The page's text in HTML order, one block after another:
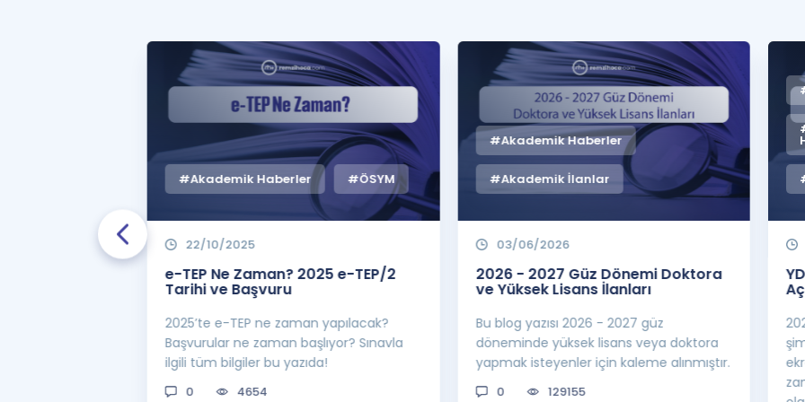
#Akademik Haberler #ÖSYM
22/10/2025
e-TEP Ne Zaman? 2025 e-TEP/2
Tarihi ve Başvuru
2025’te e-TEP ne zaman yapılacak?
Başvurular ne zaman başlıyor? Sınavla
ilgili tüm bilgiler bu yazıda!
0 4654
#Akademik Haberler
#Akademik İlanlar
03/06/2026
2026 - 2027 Güz Dönemi Doktora
ve Yüksek Lisans İlanları
Bu blog yazısı 2026 - 2027 güz
döneminde yüksek lisans veya doktora
yapmak isteyenler için kaleme alınmıştır.
0 129155